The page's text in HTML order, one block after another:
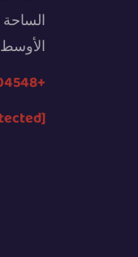
الأوسط
+86-15801504548
[email protected]